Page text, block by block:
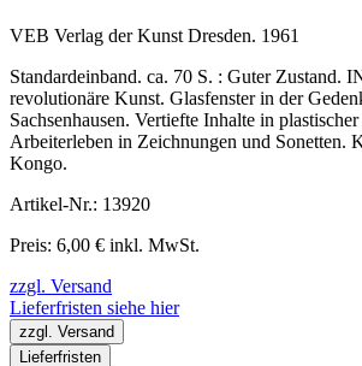
VEB Verlag der Kunst Dresden. 1961
Standardeinband. ca. 70 S. : Guter Zustand.
revolutionäre Kunst. Glasfenster in der
Sachsenhausen. Vertiefte Inhalte in
Arbeiterleben in Zeichnungen und Sonetten.
Kongo.
Artikel-Nr.: 13920
Preis: 6,00 € inkl. MwSt.
zzgl. Versand
Lieferfristen siehe hier
zzgl. Versand
Lieferfristen